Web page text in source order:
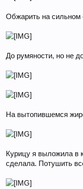
Обжарить на сильном
До румяности, но не
На вытопившемся
Курицу я выложила в
сделала. Потушить